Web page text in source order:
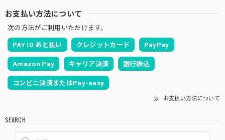
お支払い方法について
次の方法がご利用いただけます。
PAY ID あと払い クレジットカード PayPay
Amazon Pay キャリア決済 銀行振込
コンビニ決済またはPay-easy
お支払い方法について
SEARCH